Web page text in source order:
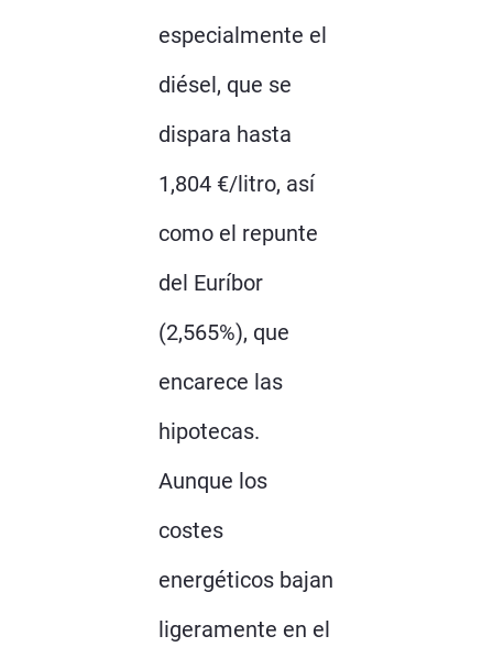
especialmente el
diésel, que se
dispara hasta
1,804 €/litro, así
como el repunte
del Euríbor
(2,565%), que
encarece las
hipotecas.
Aunque los
costes
energéticos bajan
ligeramente en el